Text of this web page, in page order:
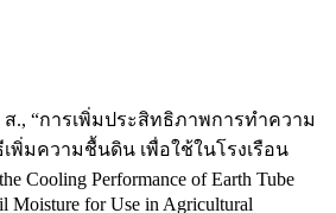
ส., “การเพิ่มประสิทธิภาพการทำความ
พิ่มความชื้นดิน เพื่อใช้ในโรงเรือน
Cooling Performance of Earth Tube
Moisture for Use in Agricultural